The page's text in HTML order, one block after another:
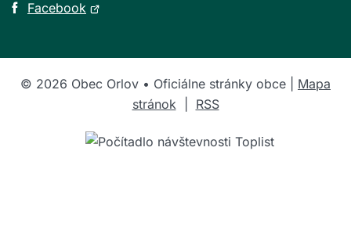
Facebook Otvorí
okne
© 2026 Obec Orlov • Oficiálne stránky obce | Mapa
stránok| RSS